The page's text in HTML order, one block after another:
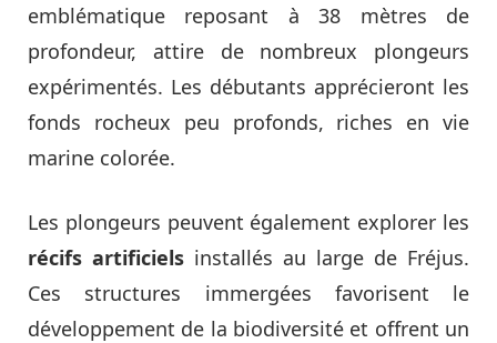
emblématique reposant à 38 mètres de
profondeur, attire de nombreux plongeurs
expérimentés. Les débutants apprécieront les
fonds rocheux peu profonds, riches en vie
marine colorée.
Les plongeurs peuvent également explorer les
récifs artificiels installés au large de Fréjus.
Ces structures immergées favorisent le
développement de la biodiversité et offrent un